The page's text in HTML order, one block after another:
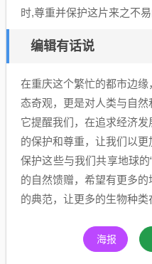
时,尊重并保护这片来之不易
编辑有话说
在重庆这个繁忙的都市边
态奇观，更是对人类与自然
它提醒我们，在追求经济
的保护和尊重，让我们以
保护这些与我们共享地球
的自然馈赠，希望有更多
的典范，让更多的生物种类
海报